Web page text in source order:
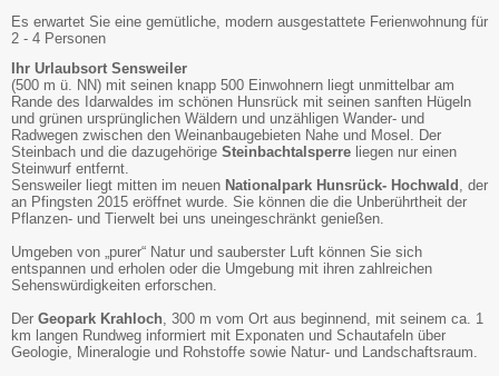
Es erwartet Sie eine gemütliche, modern ausgestattete Ferienwohnung für
2 - 4 Personen
Ihr Urlaubsort Sensweiler
(500 m ü. NN) mit seinen knapp 500 Einwohnern liegt unmittelbar am
Rande des Idarwaldes im schönen Hunsrück mit seinen sanften Hügeln
und grünen ursprünglichen Wäldern und unzähligen Wander- und
Radwegen zwischen den Weinanbaugebieten Nahe und Mosel. Der
Steinbach und die dazugehörige Steinbachtalsperre liegen nur einen
Steinwurf entfernt.
Sensweiler liegt mitten im neuen Nationalpark Hunsrück- Hochwald , der
an Pfingsten 2015 eröffnet wurde. Sie können die die Unberührtheit der
Pflanzen- und Tierwelt bei uns uneingeschränkt genießen.
Umgeben von „purer“ Natur und sauberster Luft können Sie sich
entspannen und erholen oder die Umgebung mit ihren zahlreichen
Sehenswürdigkeiten erforschen.
Der Geopark Krahloch, 300 m vom Ort aus beginnend, mit seinem ca. 1
km langen Rundweg informiert mit Exponaten und Schautafeln über
Geologie, Mineralogie und Rohstoffe sowie Natur- und Landschaftsraum.